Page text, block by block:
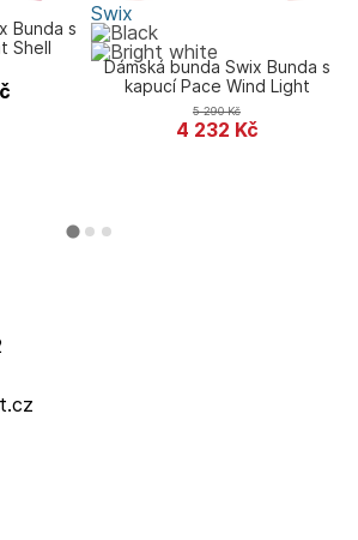
Bunda s
Shell
Swix
Dámská bunda Swix Bunda s
kapucí Pace Wind Light
4 232 Kč
5 290Kč